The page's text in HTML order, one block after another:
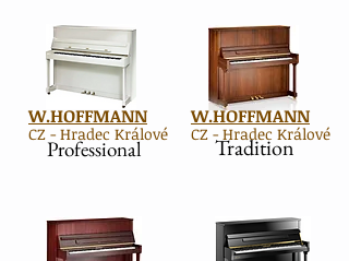
Professional
W.HOFFMANN
CZ - Hradec Králové Tradition
W.HOFFMANN
CZ - Hradec Králové